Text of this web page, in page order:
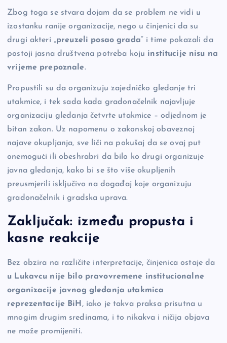
Zbog toga se stvara dojam da se problem ne vidi u
izostanku ranije organizacije, nego u činjenici da su
drugi akteri „preuzeli posao grada“ i time pokazali da
postoji jasna društvena potreba koju institucije nisu na
vrijeme prepoznale.
Propustili su da organizuju zajedničko gledanje tri
utakmice, i tek sada kada gradonačelnik najavljuje
organizaciju gledanja četvrte utakmice – odjednom je
bitan zakon. Uz napomenu o zakonskoj obaveznoj
najave okupljanja, sve liči na pokušaj da se ovaj put
onemogući ili obeshrabri da bilo ko drugi organizuje
javna gledanja, kako bi se što više okupljenih
preusmjerili isključivo na događaj koje organizuju
gradonačelnik i gradska uprava.
Zaključak: između propusta i
kasne reakcije
Bez obzira na različite interpretacije, činjenica ostaje da
u Lukavcu nije bilo pravovremene institucionalne
organizacije javnog gledanja utakmica
reprezentacije BiH , iako je takva praksa prisutna u
mnogim drugim sredinama, i to nikakva i ničija objava
ne može promijeniti.